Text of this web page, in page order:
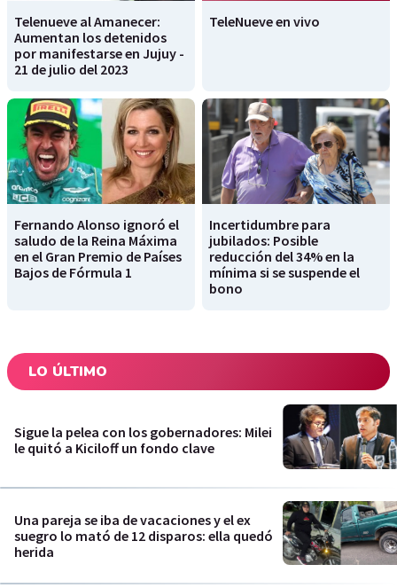
Telenueve al Amanecer:
Aumentan los detenidos
por manifestarse en Jujuy -
21 de julio del 2023
TeleNueve en vivo
Fernando Alonso ignoró el
saludo de la Reina Máxima
en el Gran Premio de Países
Bajos de Fórmula 1
Incertidumbre para
jubilados: Posible
reducción del 34% en la
mínima si se suspende el
bono
LO ÚLTIMO
Sigue la pelea con los gobernadores: Milei
le quitó a Kiciloff un fondo clave
Una pareja se iba de vacaciones y el ex
suegro lo mató de 12 disparos: ella quedó
herida